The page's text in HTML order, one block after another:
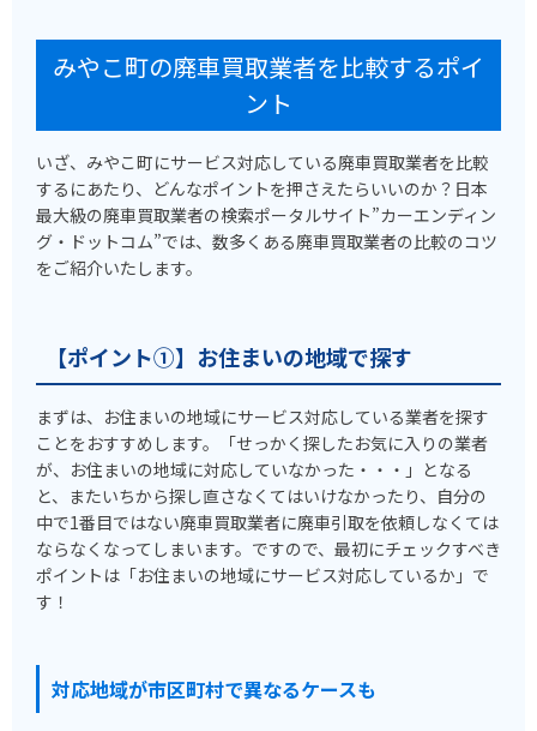
みやこ町の廃車買取業者を比較するポイ
ント
いざ、みやこ町にサービス対応している廃車買取業者を比較
するにあたり、どんなポイントを押さえたらいいのか？日本
最大級の廃車買取業者の検索ポータルサイト”カーエンディン
グ・ドットコム”では、数多くある廃車買取業者の比較のコツ
をご紹介いたします。
【ポイント①】お住まいの地域で探す
まずは、お住まいの地域にサービス対応している業者を探す
ことをおすすめします。「せっかく探したお気に入りの業者
が、お住まいの地域に対応していなかった・・・」となる
と、またいちから探し直さなくてはいけなかったり、自分の
中で1番目ではない廃車買取業者に廃車引取を依頼しなくては
ならなくなってしまいます。ですので、最初にチェックすべき
ポイントは「お住まいの地域にサービス対応しているか」で
す！
対応地域が市区町村で異なるケースも